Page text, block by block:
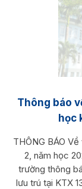
Thông báo
học
THÔNG BÁO
2, năm học
trường thông
lưu trú tại KTX